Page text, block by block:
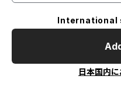
International
日本国内